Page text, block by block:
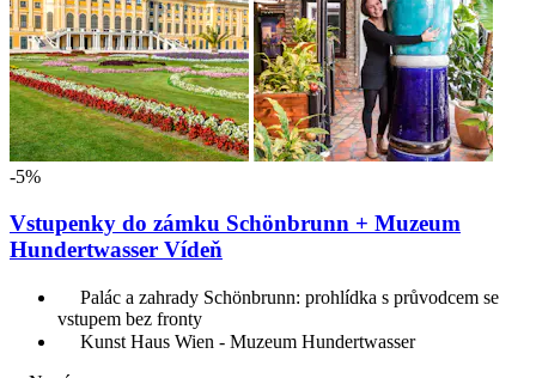
-5%
Vstupenky do zámku Schönbrunn + Muzeum
Hundertwasser Vídeň
Palác a zahrady Schönbrunn: prohlídka s průvodcem se
vstupem bez fronty
Kunst Haus Wien - Muzeum Hundertwasser